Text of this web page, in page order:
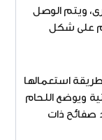
ويتم الوصل
على شكل
استعمالها
ويوضع اللحام
صفائح ذات